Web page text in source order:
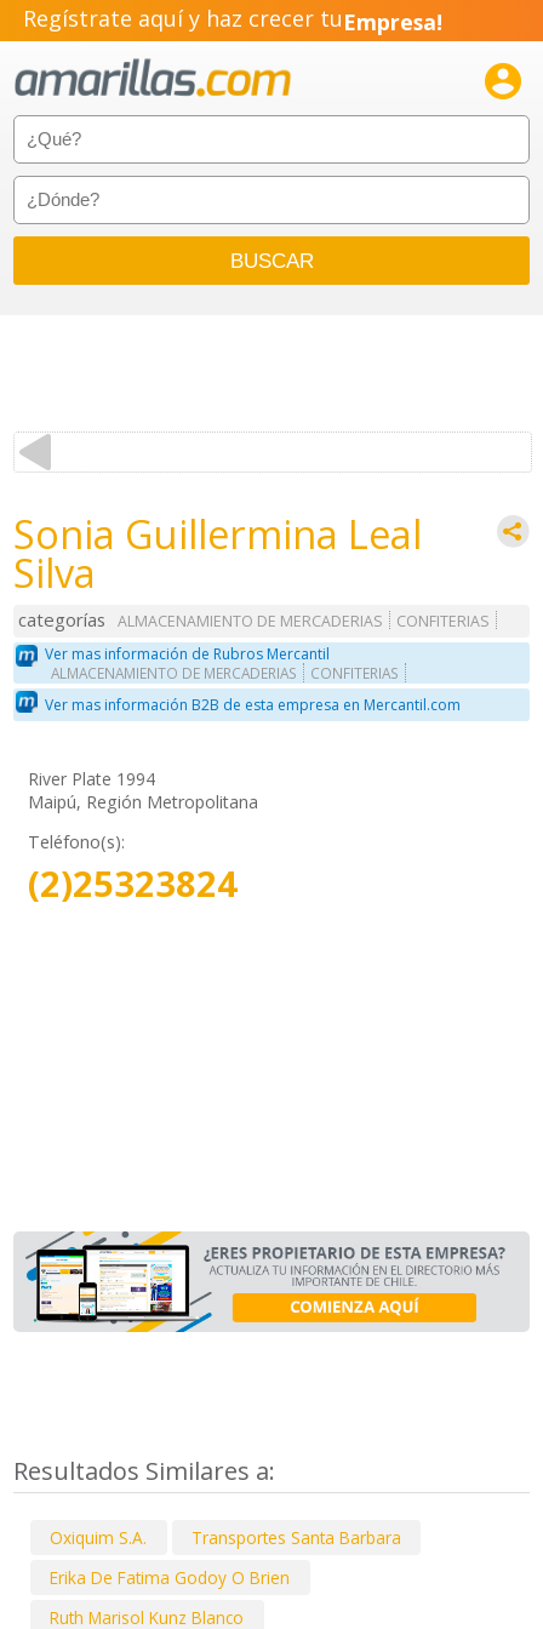
Regístrate aquí y haz crecer tuEmpresa!
Pyme!
Emprendimiento!

Sonia Guillermina Leal
Silva
categorías ALMACENAMIENTO DE MERCADERIAS
CONFITERIAS
Ver mas información de Rubros Mercantil
ALMACENAMIENTO DE MERCADERIAS CONFITERIAS
Ver mas información B2B de esta empresa en Mercantil.com
River Plate 1994
Maipú, Región Metropolitana
Teléfono(s):
(2)25323824
Resultados Similares a:
Oxiquim S.A.
Transportes Santa Barbara
Erika De Fatima Godoy O Brien
Ruth Marisol Kunz Blanco